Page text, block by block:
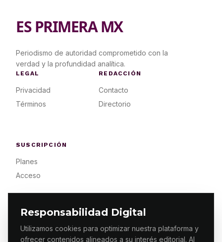
Responsabilidad Digital
Utilizamos cookies para optimizar nuestra plataforma y
ofrecer contenidos alineados a su interés editorial. Al
ES PRIMERA MX
Periodismo de autoridad comprometido con la
verdad y la profundidad analítica.
LEGAL
Privacidad
Términos
REDACCIÓN
Contacto
Directorio
SUSCRIPCIÓN
Planes
Acceso
© 2026 ES PRIMERA MX. ALGUNOS DERECHOS